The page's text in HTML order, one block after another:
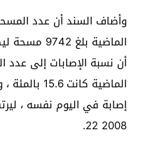
إصابة في اليوم نفسه ،
2008 22.